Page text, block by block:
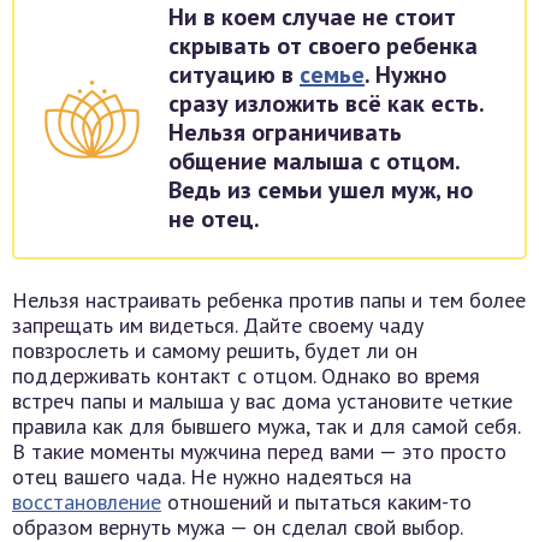
Ни в коем случае не стоит
скрывать от своего ребенка
ситуацию в семье. Нужно
сразу изложить всё как есть.
Нельзя ограничивать
общение малыша с отцом.
Ведь из семьи ушел муж, но
не отец.
Нельзя настраивать ребенка против папы и тем более
запрещать им видеться. Дайте своему чаду
повзрослеть и самому решить, будет ли он
поддерживать контакт с отцом. Однако во время
встреч папы и малыша у вас дома установите четкие
правила как для бывшего мужа, так и для самой себя.
В такие моменты мужчина перед вами — это просто
отец вашего чада. Не нужно надеяться на
восстановление отношений и пытаться каким-то
образом вернуть мужа — он сделал свой выбор.